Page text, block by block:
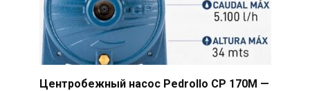
Центробежный насос Pedrollo CP 170M —